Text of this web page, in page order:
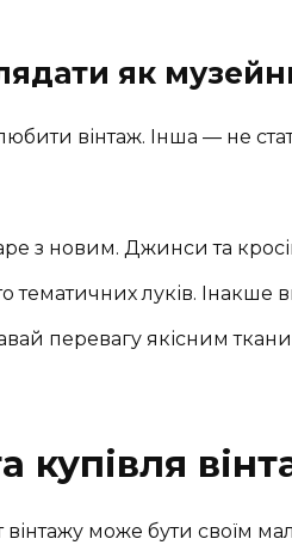
як
вінтаж. Інша — не
з новим. Джинси та
тематичних луків. Інакше
перевагу якісним
купівля
вінтажу може бути своїм